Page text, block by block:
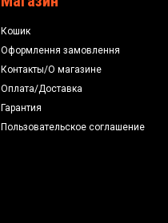
Кошик
Оформлення замовлення
Контакты/О магазине
Оплата/Доставка
Гарантия
Пользовательское соглашение